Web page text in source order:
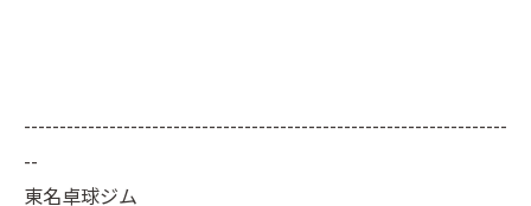
--------------------------------------------------------------------
--
東名卓球ジム